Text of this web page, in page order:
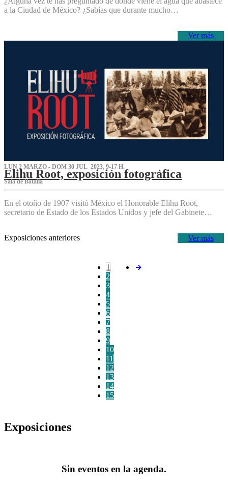
a la Ciudad de México? ¿Sabías que durante mucho…
Ver más
LUN 2 MARZO - DOM 30 JUL 2023, 9-17 H.
Elihu Root, exposición fotográfica
Sala de Batalla
En el otoño de 1907 visitó México el Honorable Elihu Root,
secretario de Estado de los Estados Unidos y jefe del Gabinete…
Ver más
Exposiciones anteriores
1
2
3
4
5
6
7
8
9
10
11
12
13
14
15
Exposiciones
Sin eventos en la agenda.